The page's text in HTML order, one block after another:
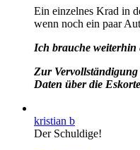
Ein einzelnes Krad in
wenn noch ein paar
Ich brauche
Zur Vervollständigung
Daten über die
kristian b
Der Schuldige!